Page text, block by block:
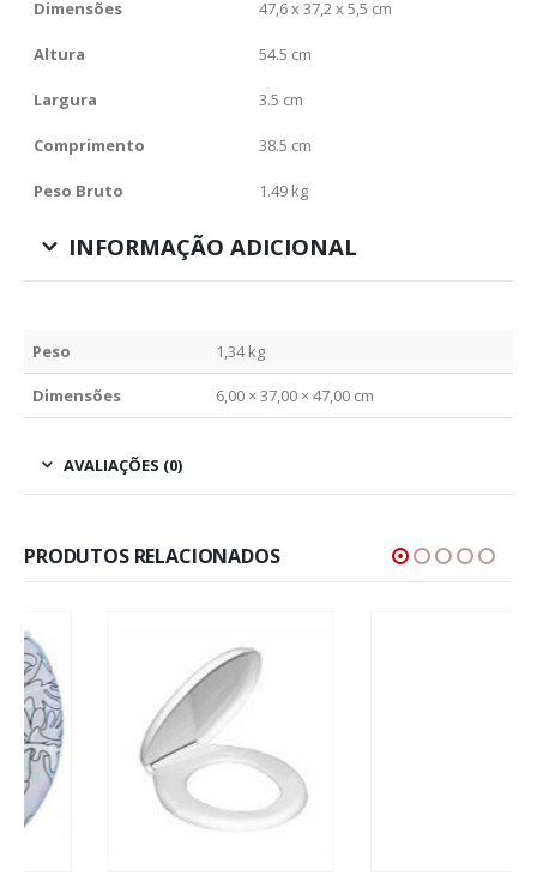
Dimensões 47,6 x 37,2 x 5,5 cm
Altura 54.5 cm
Largura 3.5 cm
Comprimento 38.5 cm
Peso Bruto 1.49 kg
INFORMAÇÃO ADICIONAL
Peso 1,34 kg
Dimensões 6,00 × 37,00 × 47,00 cm
AVALIAÇÕES (0)
PRODUTOS RELACIONADOS